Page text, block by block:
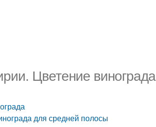
Цветение винограда
для средней полосы